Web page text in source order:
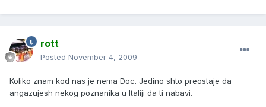
rott
Posted November 4, 2009
Koliko znam kod nas je nema Doc. Jedino shto preostaje da
angazujesh nekog poznanika u Italiji da ti nabavi.